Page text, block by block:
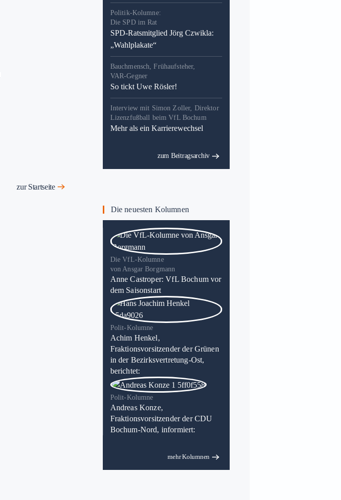
zur Startseite
Politik-Kolumne:
Die SPD im Rat
SPD-Ratsmitglied Jörg Czwikla:
„Wahlplakate“
Bauchmensch, Frühaufsteher,
VAR-Gegner
So tickt Uwe Rösler!
Interview mit Simon Zoller, Direktor
Lizenzfußball beim VfL Bochum
Mehr als ein Karrierewechsel
zum Beitragsarchiv
Die neuesten Kolumnen
Die VfL-Kolumne
von Ansgar Borgmann
Anne Castroper: VfL Bochum vor
dem Saisonstart
Polit-Kolumne
Achim Henkel,
Fraktionsvorsitzender der Grünen
in der Bezirksvertretung-Ost,
berichtet:
Polit-Kolumne
Andreas Konze,
Fraktionsvorsitzender der CDU
Bochum-Nord, informiert:
mehr Kolumnen